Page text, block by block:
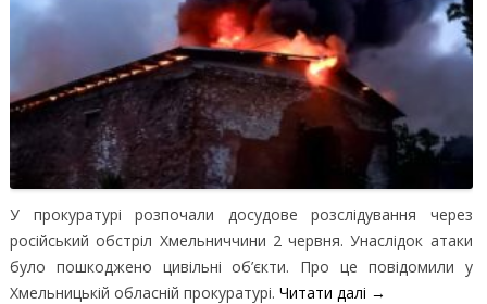
У прокуратурі розпочали досудове розслідування через
російський обстріл Хмельниччини 2 червня. Унаслідок атаки
було пошкоджено цивільні об’єкти. Про це повідомили у
Хмельницькій обласній прокуратурі. Читати далі →